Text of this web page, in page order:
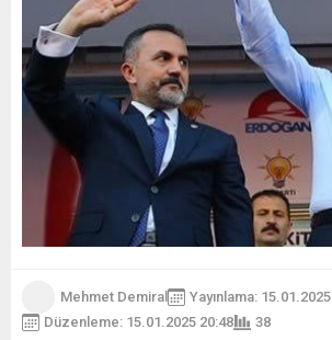
Mehmet Demiral
Yayınlama: 15.01.2025
Düzenleme: 15.01.2025 20:48
38